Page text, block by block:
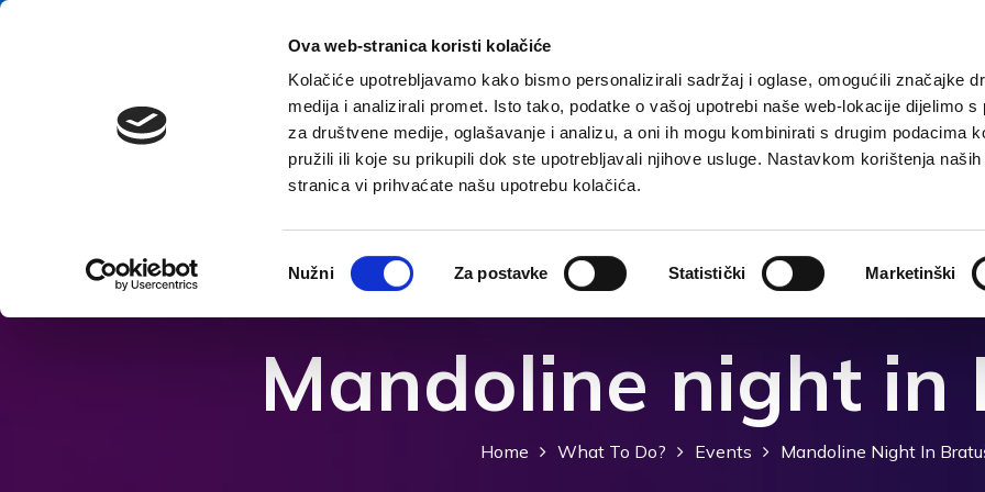
Ova web-stranica koristi kolačiće
Kolačiće upotrebljavamo kako bismo personalizirali sadržaj i oglase, omogućili značajke
medija i analizirali promet. Isto tako, podatke o vašoj upotrebi naše web-lokacije dijelimo s
za društvene medije, oglašavanje i analizu, a oni ih mogu kombinirati s drugim podacima
pružili ili koje su prikupili dok ste upotrebljavali njihove usluge. Nastavkom korištenja
stranica vi prihvaćate našu upotrebu kolačića.
pristanka
Nužni Za postavke Statistički Marketinški
Skip to content
Home Destination Accommodation What to do?
Mandoline night in
Home What To Do? Events Mandoline Night In